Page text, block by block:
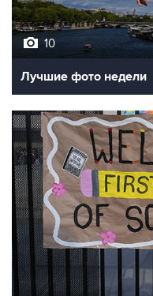
10
Лучшие фото недели
10